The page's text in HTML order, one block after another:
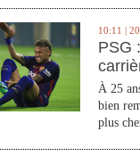
10:11 |
PSG
À 25
bien
plus